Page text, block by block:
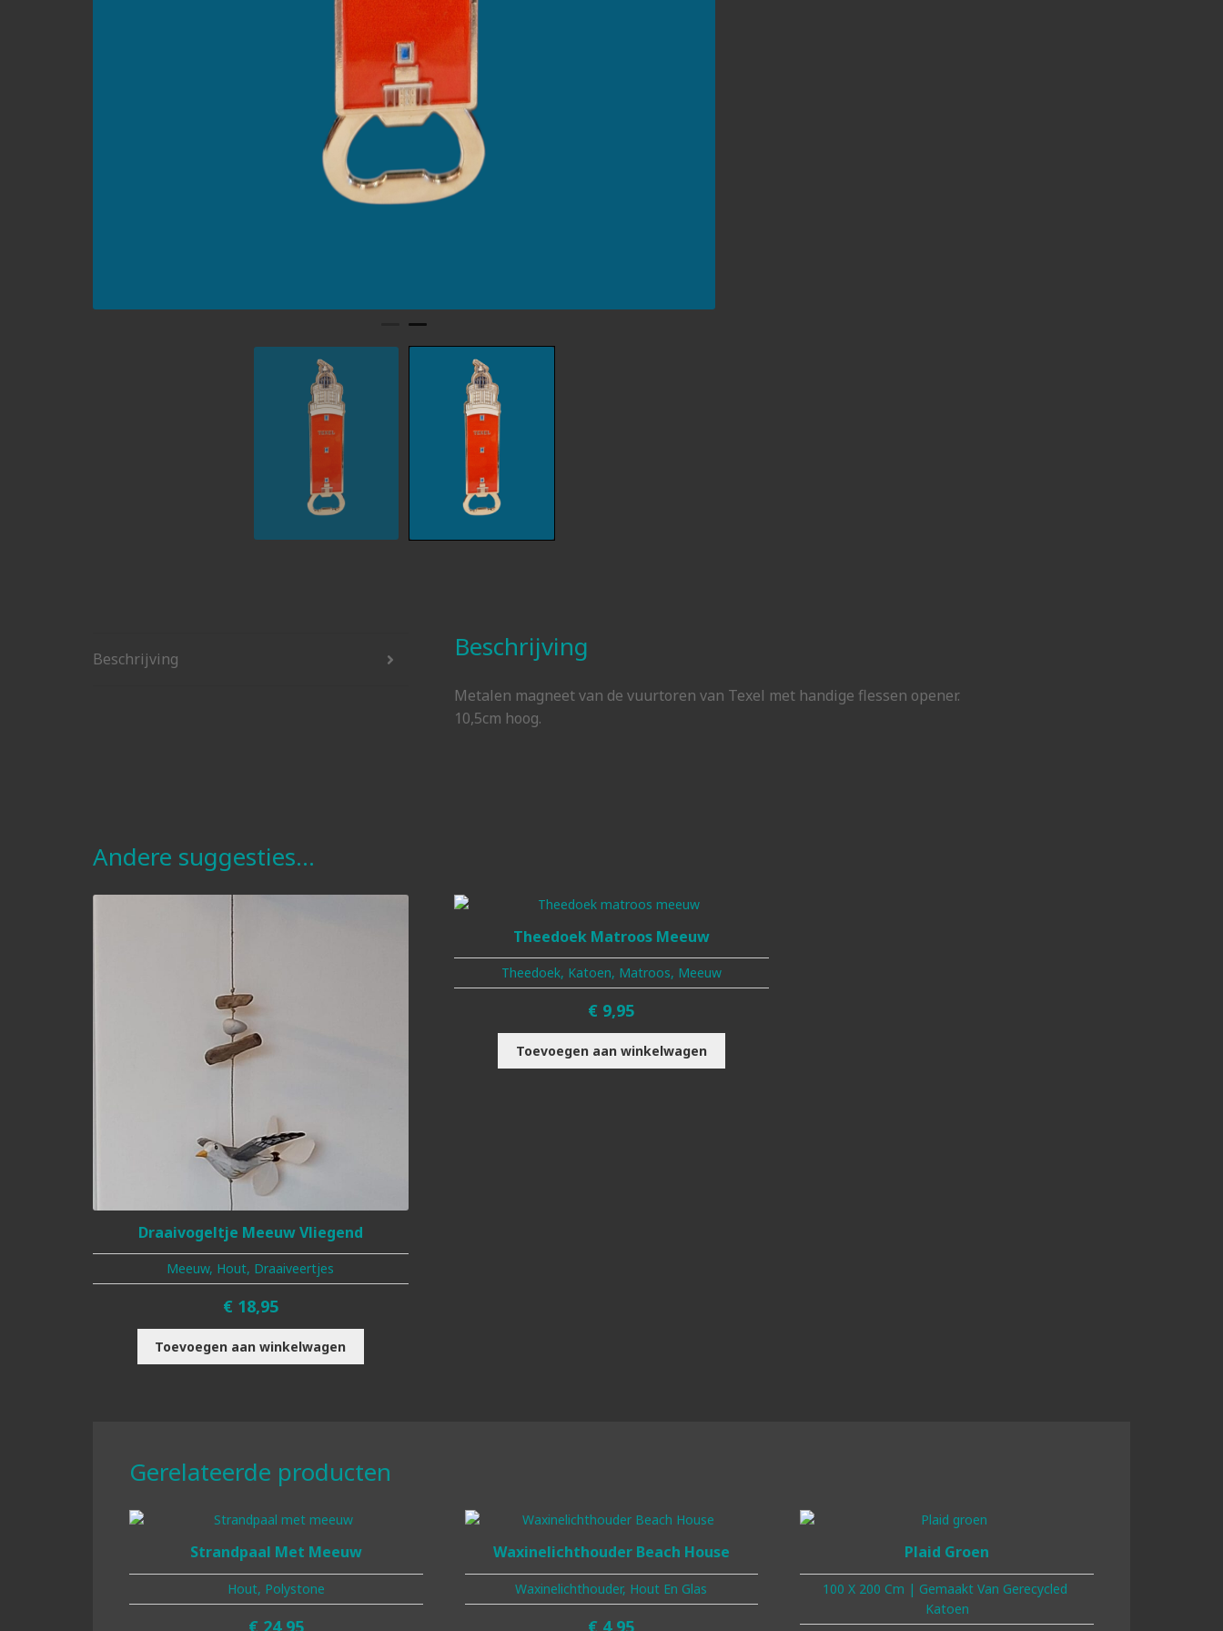
Beschrijving Beschrijving
Metalen magneet van de vuurtoren van Texel met handige flessen opener.
10,5cm hoog.
Andere suggesties…
Draaivogeltje Meeuw Vliegend
Meeuw, Hout, Draaiveertjes
€ 18,95
Toevoegen aan winkelwagen
Theedoek Matroos Meeuw
Theedoek, Katoen, Matroos, Meeuw
€ 9,95
Toevoegen aan winkelwagen
Gerelateerde producten
Strandpaal Met Meeuw
Hout, Polystone
€ 24,95
Waxinelichthouder Beach House
Waxinelichthouder, Hout En Glas
€ 4,95
Plaid Groen
100 X 200 Cm | Gemaakt Van Gerecycled
Katoen